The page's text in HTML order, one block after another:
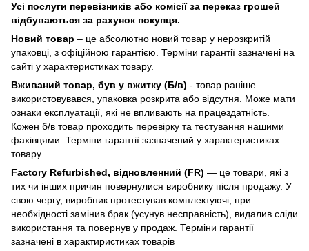
Усі послуги перевізників або комісії за переказ грошей
відбуваються за рахунок покупця.
Новий товар – це абсолютно новий товар у нерозкритій
упаковці, з офіційною гарантією. Терміни гарантії зазначені на
сайті у характеристиках товару.
Вживаний товар, був у вжитку (Б/в) - товар раніше
використовувався, упаковка розкрита або відсутня. Може мати
ознаки експлуатації, які не впливають на працездатність.
Кожен б/в товар проходить перевірку та тестування нашими
фахівцями. Терміни гарантії зазначений у характеристиках
товару.
Factory Refurbished, відновленний (FR) — це товари, які з
тих чи інших причин повернулися виробнику після продажу. У
свою чергу, виробник протестував комплектуючі, при
необхідності замінив брак (усунув несправність), видалив сліди
використання та повернув у продаж. Терміни гарантії
зазначені в характиристиках товарів